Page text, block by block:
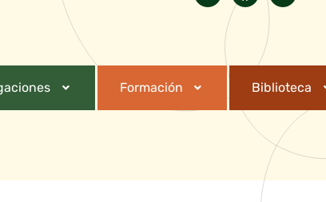
Formación Biblioteca